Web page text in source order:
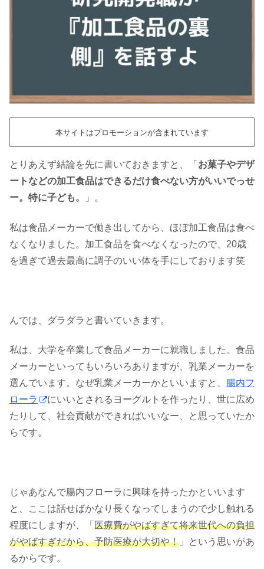
本サイトはプロモーションが含まれています
とりあえず結論を先に書いておきますと、「 お菓子やデザ
ートなどの加工食品はできるだけ食べない方がいいでっせ
ー。特に子ども。
」。
私は食品メーカーで働き出してから、ほぼ加工食品は食べ
なくなりました。加工食品を食べなくなったので、20歳
を過ぎて過去最高に調子のいい体を手にしております笑
んでは、ダラダラと書いていきます。
私は、大学を卒業して食品メーカーに就職しました。食品
メーカーといってもいろいろありますが、乳業メーカーを
選んでいます。なぜ乳業メーカーかといいますと、 腸内フ
ローラ
にいいとされるヨーグルトを作ったり、世に広め
たりして、社会貢献ができればいいなー、と思っていたか
らです。
じゃあなんで腸内フローラに興味を持ったかといいます
と、ここは話せばかなり長くなってしまうので少し触れる
程度にしますが、「 医療費がやばすぎて将来世代への負担
がやばすぎだから、予防医療が大切や！ 」という思いがあ
るからです。